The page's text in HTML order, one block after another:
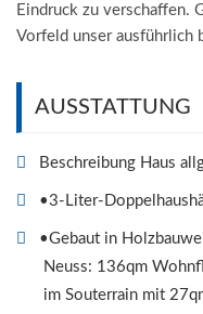
Eindruck zu verschaffen.
Vorfeld unser ausführlich
AUSSTATTUNG
Beschreibung Haus
•3-Liter-
•Gebaut in
Neuss: 136qm
im Souterrain mit